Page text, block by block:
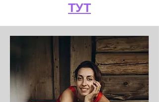
ТУТ